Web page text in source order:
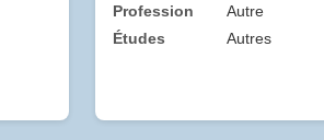
Profession
Autre
Études
Autres